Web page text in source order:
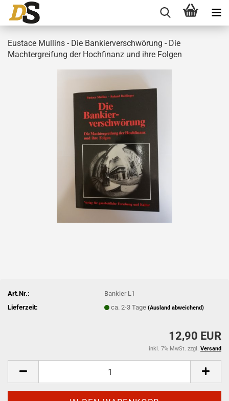
Eustace Mullins - Die Bankierverschwörung - Die
Machtergreifung der Hochfinanz und ihre Folgen
Art.Nr.:
Bankier L1
Lieferzeit:
ca. 2-3 Tage(Ausland abweichend)
12,90 EUR
inkl. 7% MwSt. zzgl. Versand